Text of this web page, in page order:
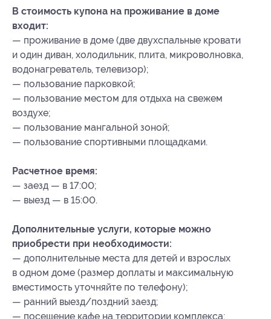
В стоимость купона на проживание в доме
входит:
— проживание в доме (две двухспальные кровати
и один диван, холодильник, плита, микроволновка,
водонагреватель, телевизор);
— пользование парковкой;
— пользование местом для отдыха на свежем
воздухе;
— пользование мангальной зоной;
— пользование спортивными площадками.
Расчетное время:
— заезд — в 17:00;
— выезд — в 15:00.
Дополнительные услуги, которые можно
приобрести при необходимости:
— дополнительные места для детей и взрослых
в одном доме (размер доплаты и максимальную
вместимость уточняйте по телефону);
— ранний выезд/поздний заезд;
— посещение кафе на территории комплекса;